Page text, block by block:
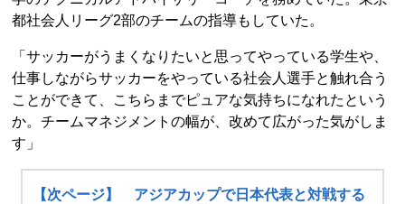
都社会人リーグ2部のチームの指導もしていた。
「サッカーがうまくなりたいと思ってやっている学生や、
仕事しながらサッカーをやっている社会人選手と触れ合う
ことができて、こちらまでピュアな気持ちになれたという
か。チームマネジメントの幅が、改めて広がった気がしま
す」
【次ページ】 アジアカップで日本代表と対戦する